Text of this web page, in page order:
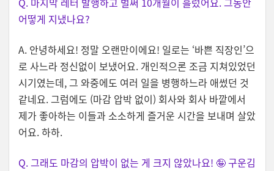
어떻게 지냈나요?
A. 안녕하세요! 정말 오랜만이에요! 일로는 ‘바쁜 직장인’으
로 사느라 정신없이 보냈어요. 개인적으론 조금 지쳐있었던
시기였는데, 그 와중에도 여러 일을 병행하느라 애썼던 것
같네요. 그럼에도 (마감 압박 없이) 회사와 회사 바깥에서
제가 좋아하는 이들과 소소하게 즐거운 시간을 보내며 살았
어요. 하하.
Q. 그래도 마감의 압박이 없는 게 크지 않았나요! 🤪 구운김